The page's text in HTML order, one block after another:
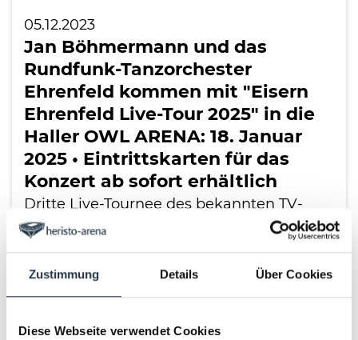
Zustimmung Details Über Cookies
Diese Webseite verwendet Cookies
05.12.2023
Jan Böhmermann und das
Rundfunk-Tanzorchester
Ehrenfeld kommen mit "Eisern
Ehrenfeld Live-Tour 2025" in die
Haller OWL ARENA: 18. Januar
2025 • Eintrittskarten für das
Konzert ab sofort erhältlich
Dritte Live-Tournee des bekannten TV-
Satirikers und dem 15-köpfigen Orchester
Besucher erwartet einzigartige…
LESEN